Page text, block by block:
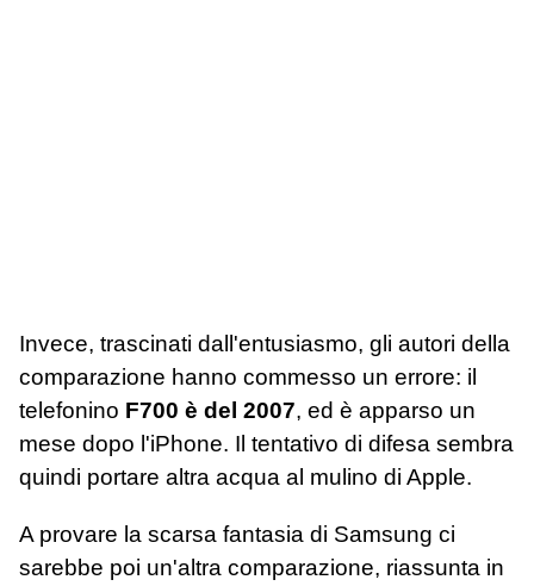
Invece, trascinati dall'entusiasmo, gli autori della
comparazione hanno commesso un errore: il
telefonino F700 è del 2007, ed è apparso un
mese dopo l'iPhone. Il tentativo di difesa sembra
quindi portare altra acqua al mulino di Apple.
A provare la scarsa fantasia di Samsung ci
sarebbe poi un'altra comparazione, riassunta in